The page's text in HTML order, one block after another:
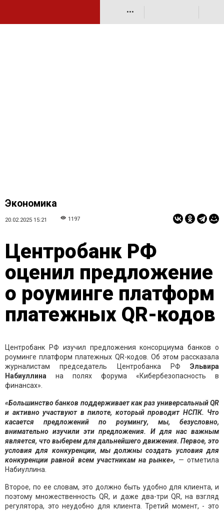
•••
Экономика
20.02.2025 15:21 1197
Центробанк РФ
оценил предложение
о роуминге платформ
платежных QR-кодов
Центробанк РФ изучил предложения консорциума банков о
роуминге платформ платежных QR-кодов. Об этом рассказала
журналистам председатель Центробанка РФ Эльвира
Набиуллина на полях форума «Кибербезопасность в
финансах».
«Большинство банков поддерживает как раз универсальный QR
и активно участвуют в пилоте, который проводит НСПК. Что
касается предложений по роумингу, мы, безусловно,
внимательно изучили эти предложения. И для нас важным
является, что выберем для дальнейшего движения. Первое, это
условия для конкуренции, мы должны создать условия для
конкуренции равной всем участникам на рынке», — отметила
Набиуллина.
Второе, по ее словам, это должно быть удобно для клиента, и
поэтому множественность QR, и даже два-три QR, на взгляд
регулятора, это неудобно для клиента. Третий момент, - это